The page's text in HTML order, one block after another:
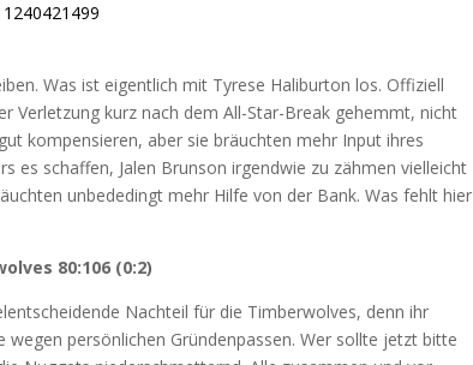
Was ist eigentlich mit Tyrese Haliburton los. Offiziell
Verletzung kurz nach dem All-Star-Break gehemmt, nicht
kompensieren, aber sie bräuchten mehr Input ihres
es schaffen, Jalen Brunson irgendwie zu zähmen vielleicht
unbededingt mehr Hilfe von der Bank. Was fehlt hier
80:106 (0:2)
Nachteil für die Timberwolves, denn ihr
persönlichen Gründenpassen. Wer sollte jetzt bitte